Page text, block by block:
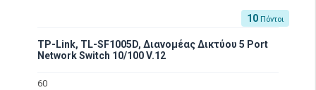
10 Πόντοι
TP-Link, TL-SF1005D, Διανομέας Δικτύου 5 Port
Network Switch 10/100 V.12
60